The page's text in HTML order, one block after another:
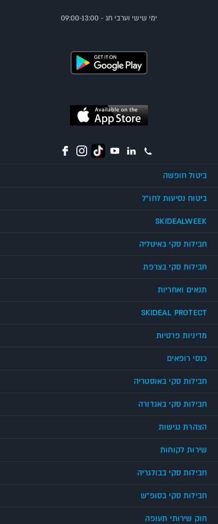
ימי שישי וערבי חג - 09:00-13:00
ביטול חופשה
ביטוח נסיעות לחו"ל
SKIDEALWEEK
חבילות סקי באיטליה
חבילות סקי בצרפת
תנאים ואחריות
SKIDEAL PROTECT
מדיניות פרטיות
כנסי רופאים
חבילות סקי באוסטריה
חבילות סקי באנדורה
הצהרת נגישות
שירות לקוחות
חבילות סקי בבולגריה
חבילות סקי בסופ"ש
חוק שירותי תעופה